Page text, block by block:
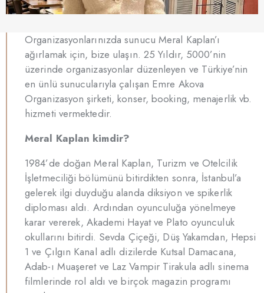
Organizasyonlarınızda sunucu Meral Kaplan’ı
ağırlamak için, bize ulaşın. 25 Yıldır, 5000’nin
üzerinde organizasyonlar düzenleyen ve Türkiye’nin
en ünlü sunucularıyla çalışan Emre Akova
Organizasyon şirketi, konser, booking, menajerlik vb.
hizmeti vermektedir.
Meral Kaplan kimdir?
1984’de doğan Meral Kaplan, Turizm ve Otelcilik
İşletmeciliği bölümünü bitirdikten sonra, İstanbul’a
gelerek ilgi duyduğu alanda diksiyon ve spikerlik
diploması aldı. Ardından oyunculuğa yönelmeye
karar vererek, Akademi Hayat ve Plato oyunculuk
okullarını bitirdi. Sevda Çiçeği, Düş Yakamdan, Hepsi
1 ve Çılgın Kanal adlı dizilerde Kutsal Damacana,
Adab-ı Muaşeret ve Laz Vampir Tirakula adlı sinema
filmlerinde rol aldı ve birçok magazin programı